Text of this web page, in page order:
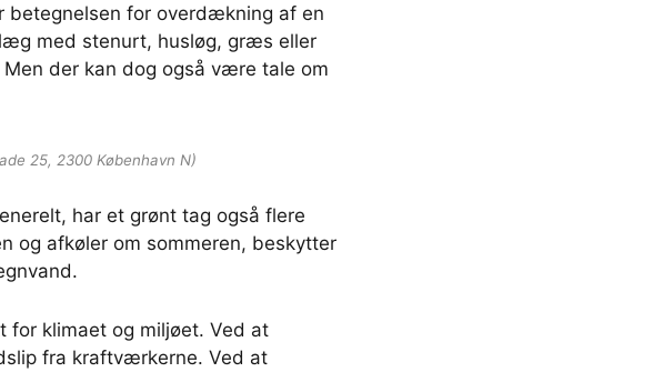
betegnelsen for overdækning af en
med stenurt, husløg, græs eller
der kan dog også være tale om
25, 2300 København N)
har et grønt tag også flere
og afkøler om sommeren, beskytter
for klimaet og miljøet. Ved at
fra kraftværkerne. Ved at